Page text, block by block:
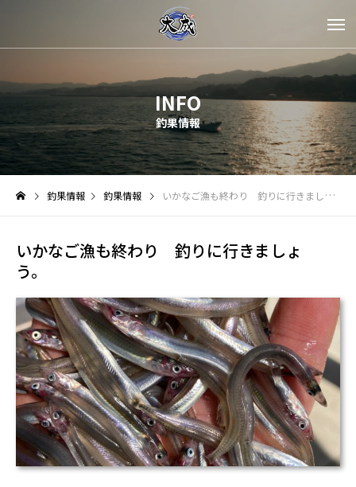
INFO
釣果情報
釣果情報 釣果情報 いかなご漁も終わり 釣りに行きましょう。
いかなご漁も終わり 釣りに行きましょ
う。